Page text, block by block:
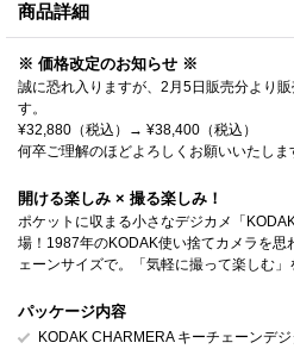
商品詳細
※ 価格改定のお知らせ ※
誠に恐れ入りますが、2月5日販売分より
す。
¥32,880（税込）→ ¥38,400（税込）
何卒ご理解のほどよろしくお願いいたしま
開ける楽しみ × 撮る楽しみ！
ポケットに収まる小さなデジカメ「
場！1987年のKODAK使い捨てカメラを思
ェーンサイズで。「気軽に撮って楽しむ」
パッケージ内容
KODAK CHARMERA キーチェーンデ